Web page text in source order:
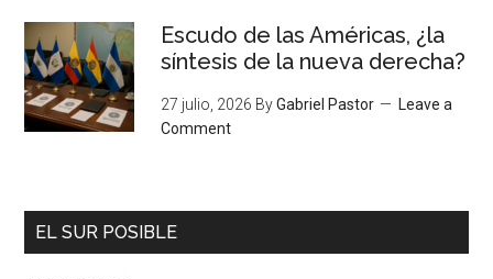
Escudo de las Américas, ¿la
síntesis de la nueva derecha?
27 julio, 2026 ByGabriel Pastor
Leave a
Comment
EL SUR POSIBLE